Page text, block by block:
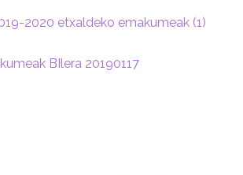
2020 etxaldeko emakumeak (1)
BIlera 20190117